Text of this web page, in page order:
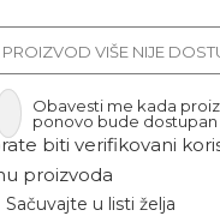
PROIZVOD VIŠE NIJE
Obavesti me kada
ponovo bude dostupan
biti verifikovani
proizvoda
Sačuvajte u listi želja